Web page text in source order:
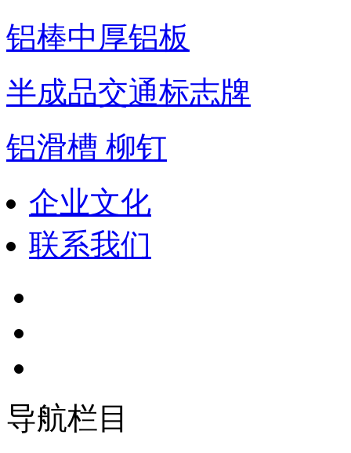
铝棒中厚铝板
半成品交通标志牌
铝滑槽 柳钉
企业文化
联系我们
导航栏目